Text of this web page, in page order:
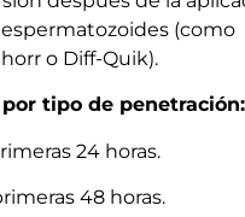
(como
o Diff-Quik).
tipo de penetración:
24 horas.
48 horas.